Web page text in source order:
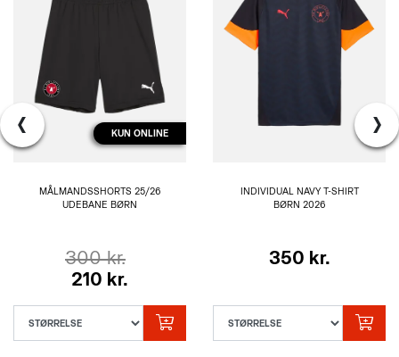
KUN ONLINE
MÅLMANDSSHORTS 25/26
UDEBANE BØRN
300 kr.
210 kr.
INDIVIDUAL NAVY T-SHIRT
BØRN 2026
350 kr.
‹ ›